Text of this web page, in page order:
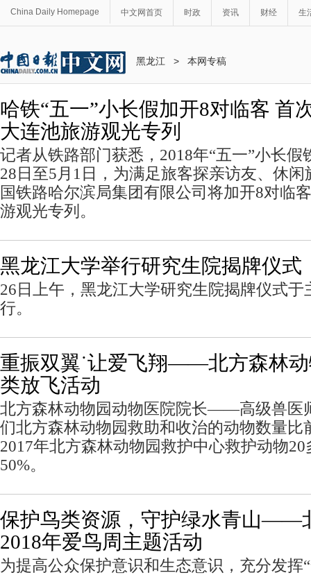
China Daily Homepage 中文网首页 时政 资讯 财经 生
黑龙江 > 本网专稿
哈铁“五一”小长假加开8对临客 首
大连池旅游观光专列
记者从铁路部门获悉，2018年“五一”小长假
28日至5月1日，为满足旅客探亲访友、休
国铁路哈尔滨局集团有限公司将加开8对临
游观光专列。
黑龙江大学举行研究生院揭牌仪式
26日上午，黑龙江大学研究生院揭牌仪式于
行。
重振双翼˙让爱飞翔——北方森林
类放飞活动
北方森林动物园动物医院院长——高级兽医
们北方森林动物园救助和收治的动物数量比
2017年北方森林动物园救护中心救护动物
50%。
保护鸟类资源，守护绿水青山——
2018年爱鸟周主题活动
为提高公众保护意识和生态意识，充分发挥